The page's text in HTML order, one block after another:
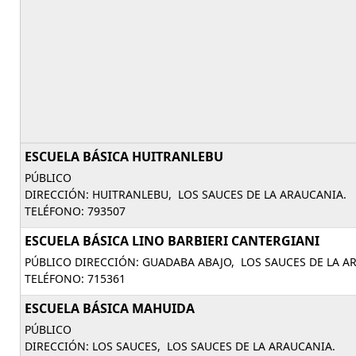
ESCUELA BÁSICA HUITRANLEBU
PÚBLICO
DIRECCIÓN: HUITRANLEBU, LOS SAUCES DE LA ARAUCANIA.
TELÉFONO: 793507
ESCUELA BÁSICA LINO BARBIERI CANTERGIANI
PÚBLICO DIRECCIÓN: GUADABA ABAJO, LOS SAUCES DE LA
TELÉFONO: 715361
ESCUELA BÁSICA MAHUIDA
PÚBLICO
DIRECCIÓN: LOS SAUCES, LOS SAUCES DE LA ARAUCANIA.